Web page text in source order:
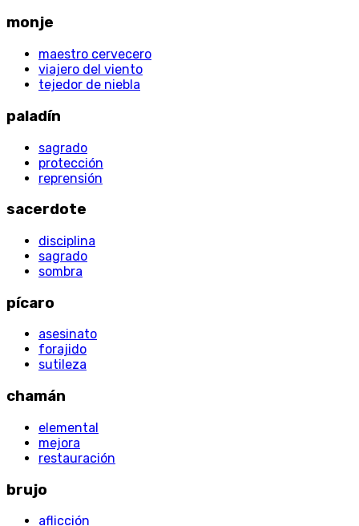
monje
maestro cervecero
viajero del viento
tejedor de niebla
paladín
sagrado
protección
reprensión
sacerdote
disciplina
sagrado
sombra
pícaro
asesinato
forajido
sutileza
chamán
elemental
mejora
restauración
brujo
aflicción